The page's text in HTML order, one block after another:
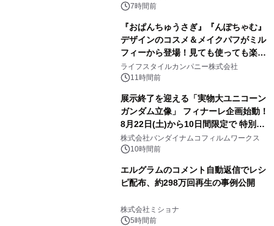
7時間前
『おぱんちゅうさぎ』『んぽちゃむ』
デザインのコスメ＆メイクパフがミル
フィーから登場！見ても使っても楽し
い、ポップでキュートなコレクショ
ン。
ライフスタイルカンパニー株式会社
11時間前
展示終了を迎える「実物大ユニコーン
ガンダム立像」 フィナーレ企画始動！
8月22日(土)から10日間限定で 特別映
像『UNICORN GUNDAM Statue ―
BEYOND POSSIBILITY ―』を上映！
株式会社バンダイナムコフィルムワークス
10時間前
エルグラムのコメント自動返信でレシ
ピ配布、約298万回再生の事例公開
株式会社ミショナ
5時間前